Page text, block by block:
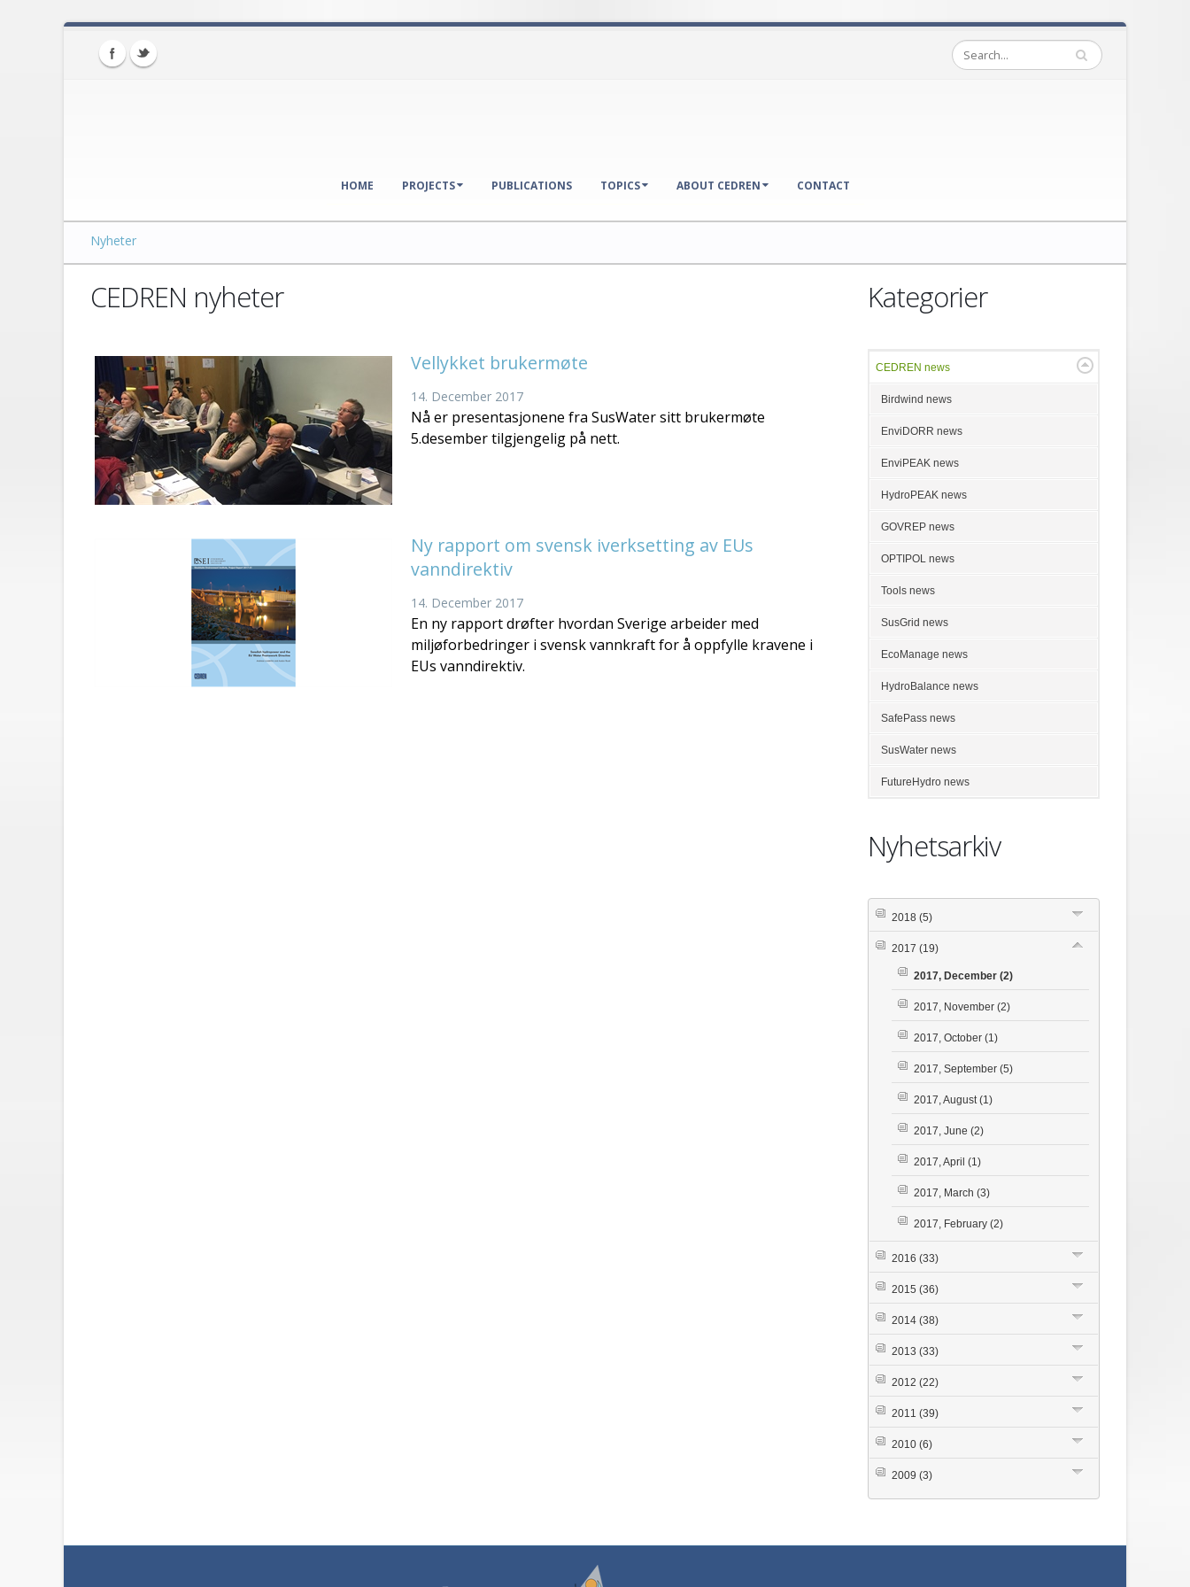
HOME PROJECTS PUBLICATIONS TOPICS ABOUT CEDREN CONTACT
Nyheter
CEDREN nyheter
Vellykket brukermøte
14. December 2017
Nå er presentasjonene fra SusWater sitt brukermøte
5.desember tilgjengelig på nett.
Ny rapport om svensk iverksetting av EUs
vanndirektiv
14. December 2017
En ny rapport drøfter hvordan Sverige arbeider med
miljøforbedringer i svensk vannkraft for å oppfylle kravene i
EUs vanndirektiv.
Kategorier
CEDREN news
Birdwind news
EnviDORR news
EnviPEAK news
HydroPEAK news
GOVREP news
OPTIPOL news
Tools news
SusGrid news
EcoManage news
HydroBalance news
SafePass news
SusWater news
FutureHydro news
Nyhetsarkiv
2018 (5)
2017 (19)
2017, December (2)
2017, November (2)
2017, October (1)
2017, September (5)
2017, August(1)
2017, June (2)
2017, April (1)
2017, March (3)
2017, February (2)
2016 (33)
2015 (36)
2014 (38)
2013 (33)
2012 (22)
2011 (39)
2010 (6)
2009 (3)